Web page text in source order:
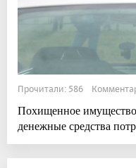
Прочитали: 586
Похищенное имущество
денежные средства